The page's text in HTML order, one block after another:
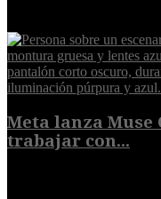
Meta lanza Muse
trabajar con...